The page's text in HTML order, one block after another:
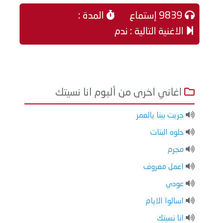
المدة :
الاغنية التالية : ندم
اغاني اخرى من ألبوم انا نسيتك
جريت بينا يالعمر
حلوه البنات
مجرم
اعمل معروف
عودي
اسالوا الايام
انا نسيتك